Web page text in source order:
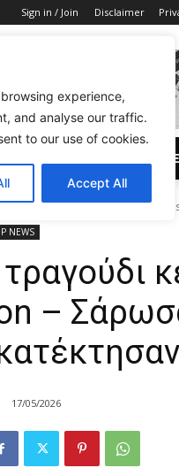
experience,
and analyse our traffic.
to our use of cookies.
Accept All
Sign in / Join Disclaimer
LIFE
το τραγούδι κέρδισε την
NEWS
–
17/05/2026